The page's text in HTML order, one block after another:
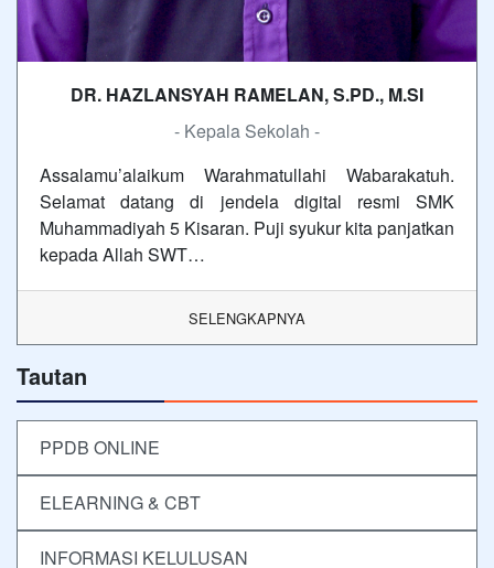
DR. HAZLANSYAH RAMELAN, S.PD., M.SI
- Kepala Sekolah -
Assalamu’alaikum Warahmatullahi Wabarakatuh.
Selamat datang di jendela digital resmi SMK
Muhammadiyah 5 Kisaran. Puji syukur kita panjatkan
kepada Allah SWT…
SELENGKAPNYA
Tautan
PPDB ONLINE
ELEARNING & CBT
INFORMASI KELULUSAN